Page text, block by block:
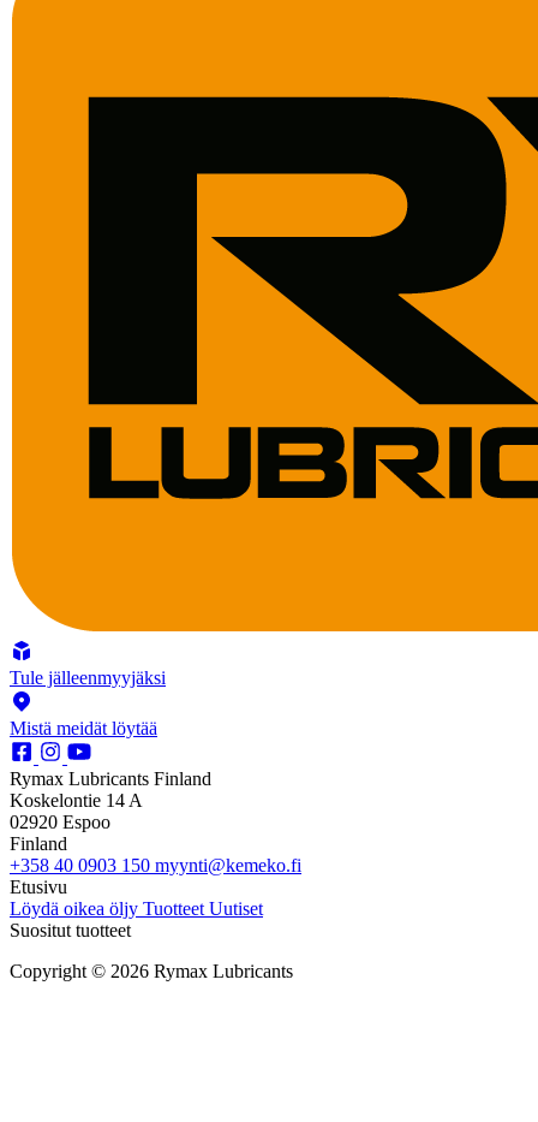
Tule jälleenmyyjäksi
Mistä meidät löytää
Rymax Lubricants Finland
Koskelontie 14 A
02920 Espoo
Finland
+358 40 0903 150 myynti@kemeko.fi
Etusivu
Löydä oikea öljy Tuotteet Uutiset
Suositut tuotteet
Copyright © 2026 Rymax Lubricants